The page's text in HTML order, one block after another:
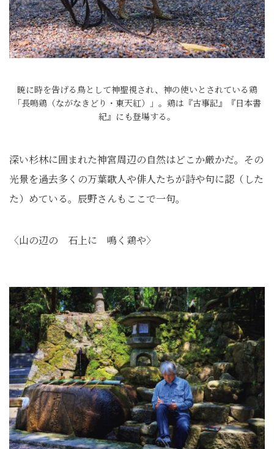
暁に時を告げる鳥として神聖視され、神の使いとされている鶏
「長鳴鶏（ながなきどり・東天紅）」。鶏は『古事記』『日本書
紀』にも登場する。
深い杉林に囲まれた神宮周辺の自然はどこか厳かだ。その
光景を過去多くの万葉歌人や俳人たちが詩や句に認（した
た）めている。辰野さんもここで一句。
〈山の辺の 石上に 鳴く鶏や〉